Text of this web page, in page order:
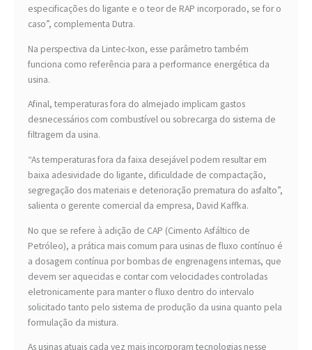
especificações do ligante e o teor de RAP incorporado, se for o
caso”, complementa Dutra.
Na perspectiva da Lintec-Ixon, esse parâmetro também
funciona como referência para a performance energética da
usina.
Afinal, temperaturas fora do almejado implicam gastos
desnecessários com combustível ou sobrecarga do sistema de
filtragem da usina.
“As temperaturas fora da faixa desejável podem resultar em
baixa adesividade do ligante, dificuldade de compactação,
segregação dos materiais e deterioração prematura do asfalto”,
salienta o gerente comercial da empresa, David Kaffka.
No que se refere à adição de CAP (Cimento Asfáltico de
Petróleo), a prática mais comum para usinas de fluxo contínuo é
a dosagem contínua por bombas de engrenagens internas, que
devem ser aquecidas e contar com velocidades controladas
eletronicamente para manter o fluxo dentro do intervalo
solicitado tanto pelo sistema de produção da usina quanto pela
formulação da mistura.
As usinas atuais cada vez mais incorporam tecnologias nesse